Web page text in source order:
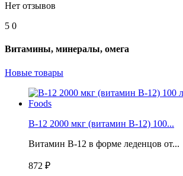
Нет отзывов
5 0
Витамины, минералы, омега
Новые товары
B-12 2000 мкг (витамин B-12) 100...
Витамин B-12 в форме леденцов от...
872 ₽